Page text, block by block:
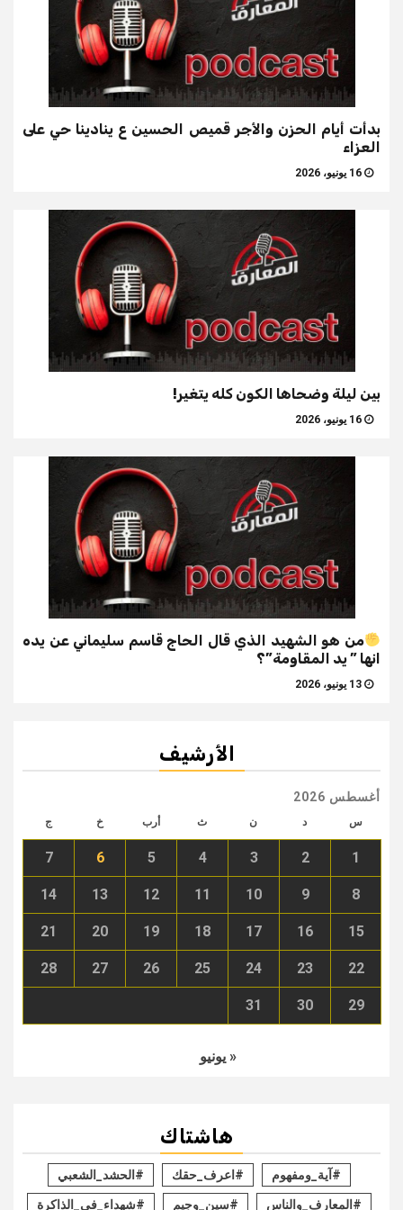
بدأت أيام الحزن والأجر قميص الحسين ع ينادينا حي على
العزاء
بين ليلة وضحاها الكون كله يتغير!
من هو الشهيد الذي قال الحاج قاسم سليماني عن يده
انها ” يد المقاومة”؟
الأرشيف
أغسطس 2026
س د ن ث أرب خ ج
1
2
3
4
5
6
7
8
9
10
11
12
13
14
15
16
17
18
19
20
21
22
23
24
25
26
27
28
29
30
31
« يونيو
هاشتاك
#آية_ومفهوم #اعرف_حقك #الحشد_الشعبي
#المعارف_والناس #سين_وجيم #شهداء_في_الذاكرة